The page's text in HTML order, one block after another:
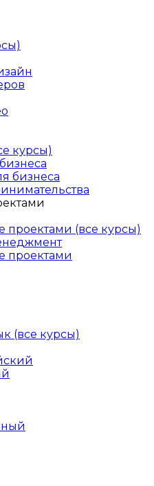
курсы)
бизнеса
проектами (все курсы)
проектами
(все курсы)